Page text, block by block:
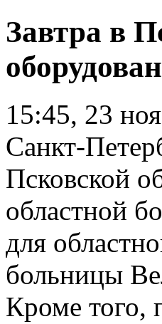
Завтра в
15:45, 23
Санкт-
Псковской
областной
для
больницы
Кроме того,